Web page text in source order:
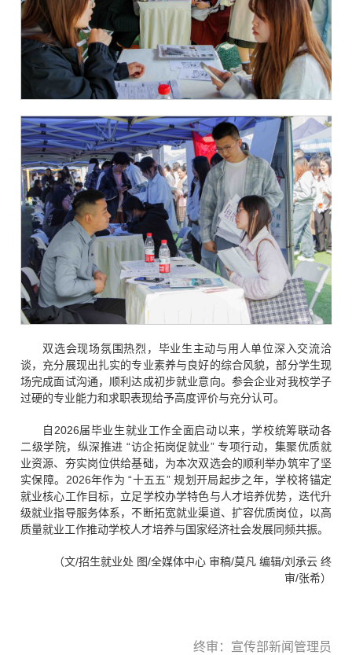
双选会现场氛围热烈，毕业生主动与用人单位深入交流洽
谈，充分展现出扎实的专业素养与良好的综合风貌，部分学生现
场完成面试沟通，顺利达成初步就业意向。参会企业对我校学子
过硬的专业能力和求职表现给予高度评价与充分认可。
自2026届毕业生就业工作全面启动以来，学校统筹联动各
二级学院，纵深推进 “访企拓岗促就业” 专项行动，集聚优质就
业资源、夯实岗位供给基础，为本次双选会的顺利举办筑牢了坚
实保障。2026年作为 “十五五” 规划开局起步之年，学校将锚定
就业核心工作目标，立足学校办学特色与人才培养优势，迭代升
级就业指导服务体系，不断拓宽就业渠道、扩容优质岗位，以高
质量就业工作推动学校人才培养与国家经济社会发展同频共振。
（文/招生就业处 图/全媒体中心 审稿/莫凡 编辑/刘承云 终
审/张希）
终审：宣传部新闻管理员